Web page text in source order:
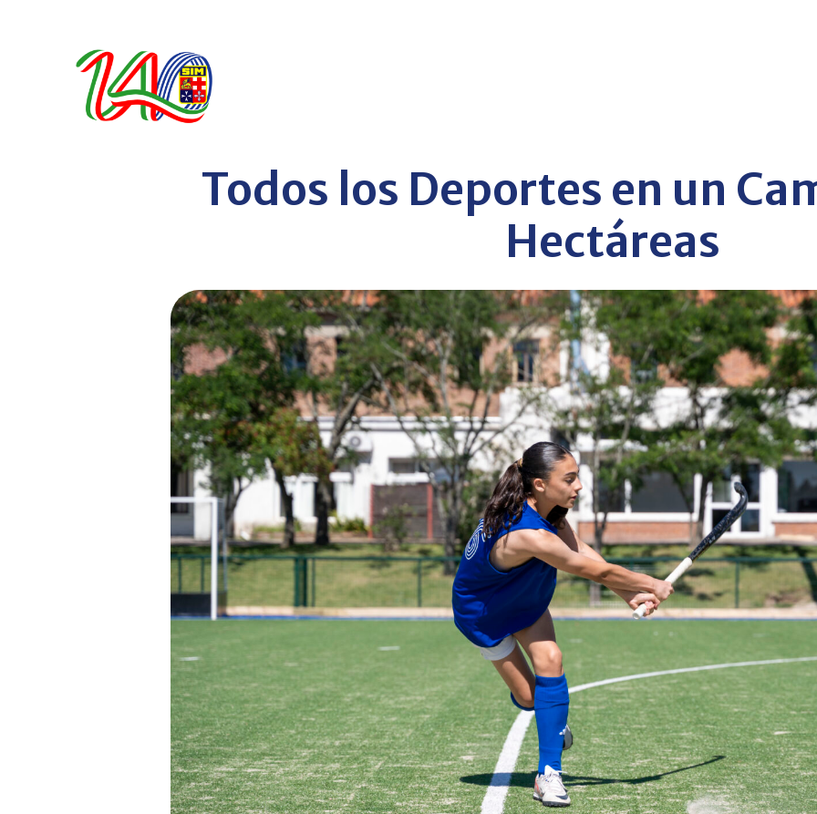
Todos los Deportes en un
Hectáreas